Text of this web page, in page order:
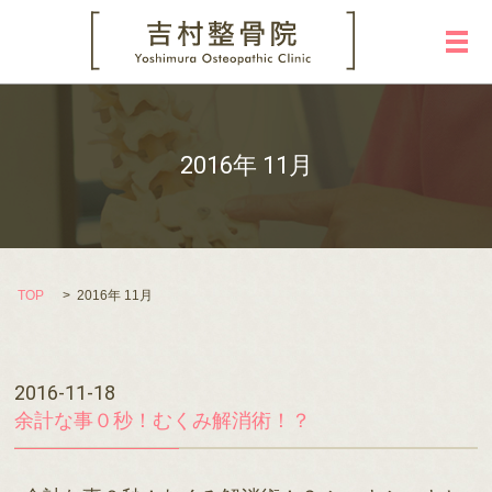
メ
2016年 11月
TOP 2016年 11月
2016-11-18
余計な事０秒！むくみ解消術！？